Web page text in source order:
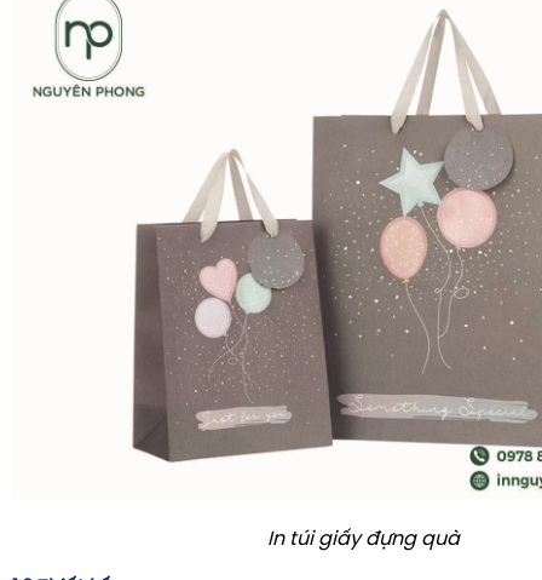
In túi giấy đựng quà